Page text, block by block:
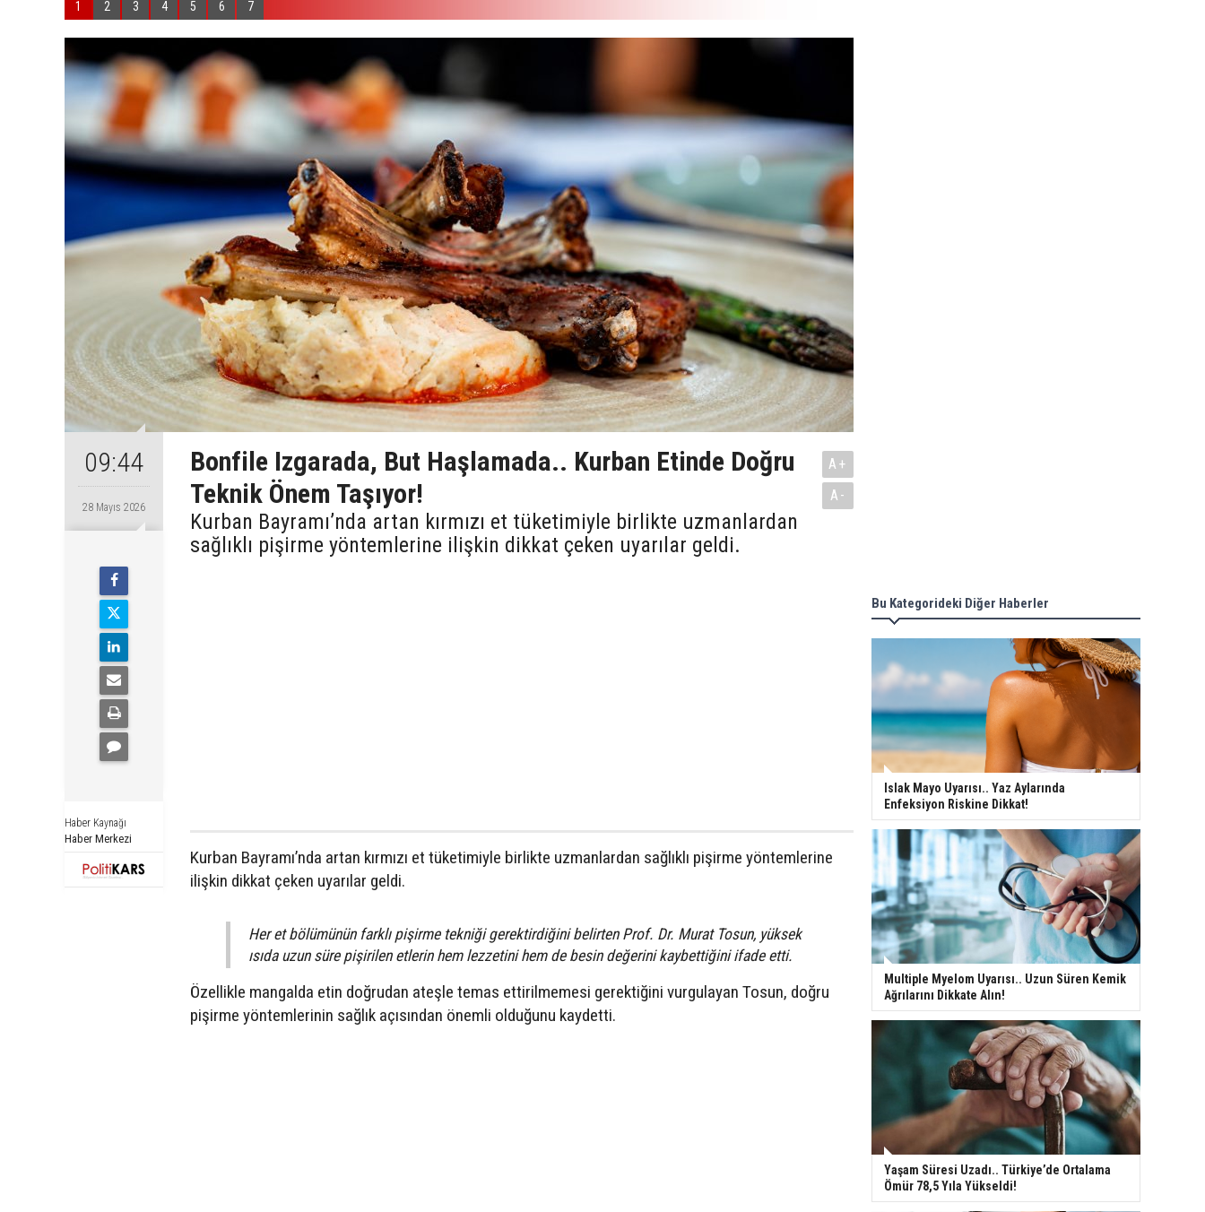
1 2 3 4 5 6 7
09:44
28 Mayıs 2026
Haber Kaynağı
Haber Merkezi
Bonfile Izgarada, But Haşlamada.. Kurban Etinde Doğru
Teknik Önem Taşıyor!
Kurban Bayramı’nda artan kırmızı et tüketimiyle birlikte uzmanlardan
sağlıklı pişirme yöntemlerine ilişkin dikkat çeken uyarılar geldi.
A+
A-
Kurban Bayramı’nda artan kırmızı et tüketimiyle birlikte uzmanlardan sağlıklı pişirme yöntemlerine
ilişkin dikkat çeken uyarılar geldi.
Her et bölümünün farklı pişirme tekniği gerektirdiğini belirten Prof. Dr. Murat Tosun, yüksek
ısıda uzun süre pişirilen etlerin hem lezzetini hem de besin değerini kaybettiğini ifade etti.
Özellikle mangalda etin doğrudan ateşle temas ettirilmemesi gerektiğini vurgulayan Tosun, doğru
pişirme yöntemlerinin sağlık açısından önemli olduğunu kaydetti.
Bu Kategorideki Diğer Haberler
Islak Mayo Uyarısı.. Yaz Aylarında
Enfeksiyon Riskine Dikkat!
Multiple Myelom Uyarısı.. Uzun Süren Kemik
Ağrılarını Dikkate Alın!
Yaşam Süresi Uzadı.. Türkiye’de Ortalama
Ömür 78,5 Yıla Yükseldi!